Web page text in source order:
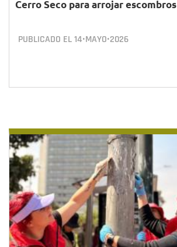
Cerro Seco para arrojar escombros
PUBLICADO EL14•MAYO•2026